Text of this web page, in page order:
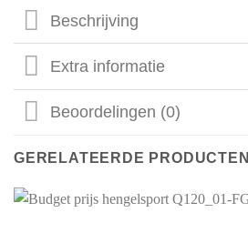
Beschrijving
Extra informatie
Beoordelingen (0)
GERELATEERDE PRODUCTEN